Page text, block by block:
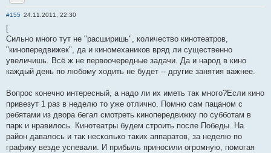
Отправить личное сообщение
#155 24.11.2011, 22:30
[
Сильно много тут не "расширишь", количество кинотеатров,
"кинопередвижек", да и киномехаников вряд ли существенно
увеличишь. Всё ж не первоочередные задачи. Да и народ в кино
каждый день по любому ходить не будет -- другие занятия важнее.
Вопрос конечно интересный, а надо ли их иметь так много?Если кино
привезут 1 раз в неделю то уже отлично. Помню сам пацаном с
ребятами из двора бегал смотреть кинопередвижку по субботам в
парк и нравилось. Кинотеатры будем строить после Победы. На
район давалось и так несколько таких аппаратов, за неделю по
графику везде успевали. И прибыль приносили огромную, помогая